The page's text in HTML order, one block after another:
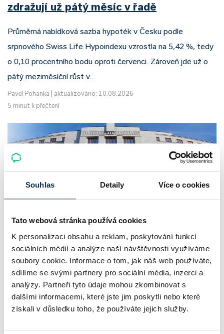
Souhlas Detaily Více o cookies
Tato webová stránka používá cookies
K personalizaci obsahu a reklam, poskytování funkcí
sociálních médií a analýze naší návštěvnosti využíváme
soubory cookie. Informace o tom, jak náš web používáte,
sdílíme se svými partnery pro sociální média, inzerci a
analýzy. Partneři tyto údaje mohou zkombinovat s
dalšími informacemi, které jste jim poskytli nebo které
získali v důsledku toho, že používáte jejich služby.
zdražují už pátý měsíc v řadě
Průměrná nabídková sazba hypoték v Česku podle
srpnového Swiss Life Hypoindexu vzrostla na 5,42 %, tedy
o 0,10 procentního bodu oproti červenci. Zároveň jde už o
pátý meziměsíční růst v…
Pavel Pohanka
aktualizováno: 10.08.2026
5 minut k přečtení
ČNB ponechala sazby na 3,75 %: co
čekat do konce roku
Česká národní banka na srpnovém zasedání ponechala
základní úrokovou sazbu na 3,75 % a po červnovém zvýšení